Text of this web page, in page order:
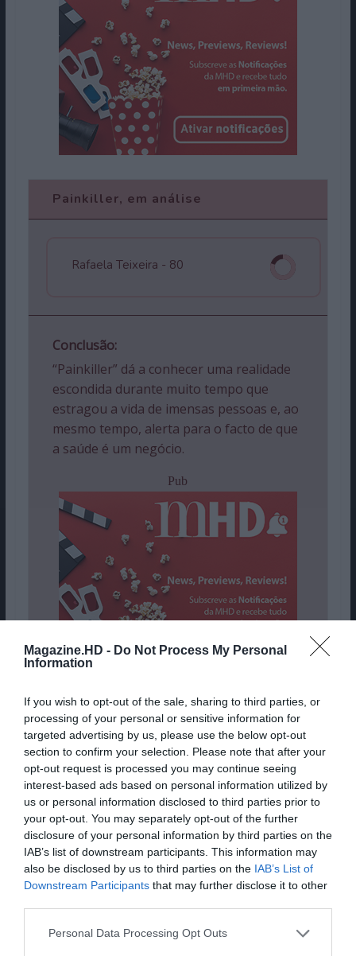
Magazine.HD - Do Not Process My Personal
Information
If you wish to opt-out of the sale, sharing to third parties, or
processing of your personal or sensitive information for
targeted advertising by us, please use the below opt-out
section to confirm your selection. Please note that after your
opt-out request is processed you may continue seeing
interest-based ads based on personal information utilized by
us or personal information disclosed to third parties prior to
your opt-out. You may separately opt-out of the further
disclosure of your personal information by third parties on the
IAB’s list of downstream participants. This information may
also be disclosed by us to third parties on the IAB’s List of
Downstream Participants that may further disclose it to other
Personal Data Processing Opt Outs
Painkiller, em análise
Rafaela Teixeira - 80
Conclusão:
“Painkiller” dá a conhecer uma realidade
escondida durante muito tempo que
estragou a vida de imensas pessoas e, ao
mesmo tempo, alerta para o facto de que
a saúde é um negócio.
Pub
USER REVIEW93
(1 vote)
Narrativa apoiada em factos reais com